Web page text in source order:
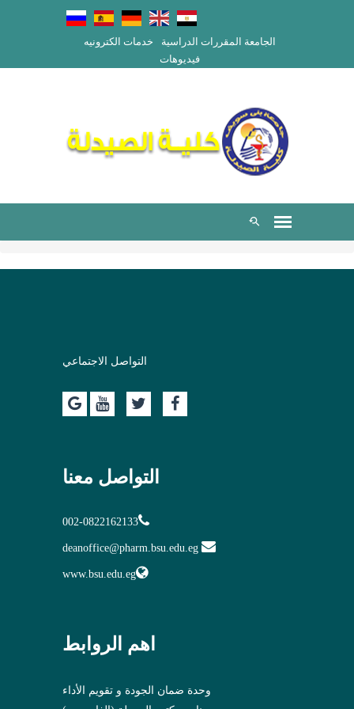
الجامعة المقررات الدراسية
خدمات الكترونيه
فيديوهات
التواصل الاجتماعي
التواصل معنا
002-0822162133
www.bsu.edu.eg
اهم الروابط
وحدة ضمان الجودة و تقويم الأداء